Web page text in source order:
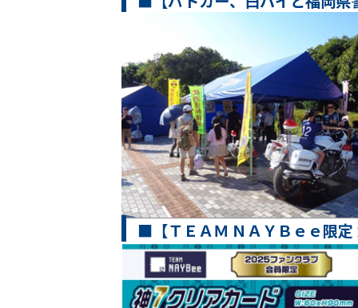
■【ＴＥＡＭ ＮＡＹＢｅｅ限